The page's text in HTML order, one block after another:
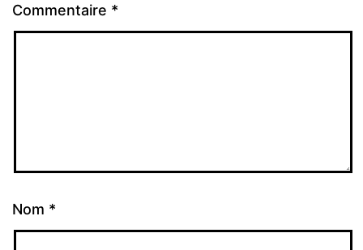
Commentaire *
Nom *